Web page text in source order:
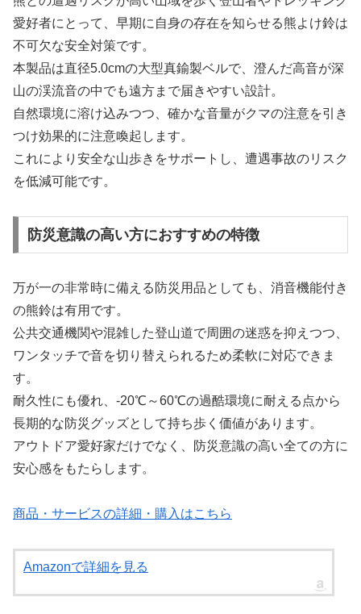
愛好者にとって、早期に自身の存在を知らせる熊よけ鈴は
不可欠な安全対策です。
本製品は直径5.0cmの大型真鍮製ベルで、澄んだ高音が深
山の渓流音の中でも遠方まで届きやすい設計。
自然環境に溶け込みつつ、確かな音量がクマの注意を引き
つけ効果的に注意喚起します。
これにより安全な山歩きをサポートし、遭遇事故のリスク
を低減可能です。
防災意識の高い方におすすめの特徴
万が一の非常時に備える防災用品としても、消音機能付き
の熊鈴は有用です。
公共交通機関や混雑した登山道で周囲の迷惑を抑えつつ、
ワンタッチで音を切り替えられるため柔軟に対応できま
す。
耐久性にも優れ、-20℃～60℃の過酷環境に耐える点から
長期的な防災グッズとして持ち歩く価値があります。
アウトドア愛好家だけでなく、防災意識の高い全ての方に
安心感をもたらします。
商品・サービスの詳細・購入はこちら
Amazonで詳細を見る